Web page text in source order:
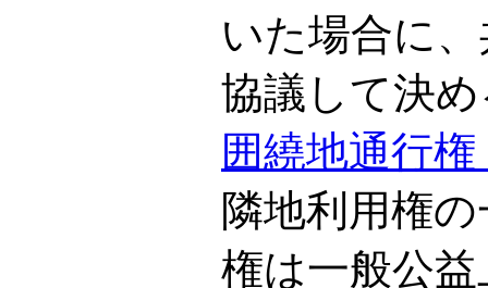
いた場合に
協議して決
囲繞地通行
隣地利用権
権は一般公